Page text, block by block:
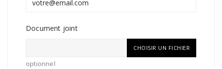
Document joint
CHOISIR UN FICHIER
optionnel